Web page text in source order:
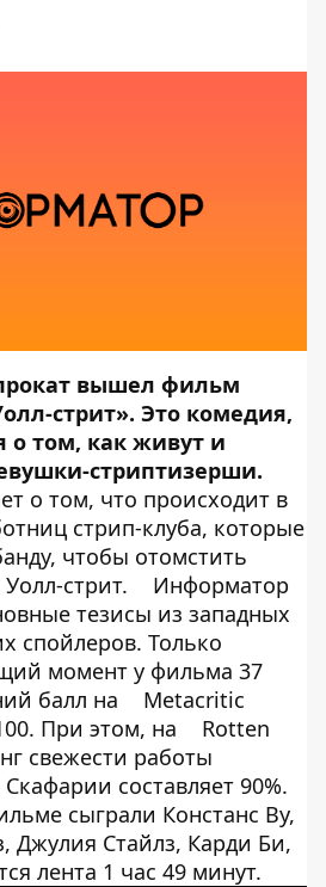
вышел фильм
стрит». Это комедия,
о том, как живут и
стриптизерши.
о том, что происходит в
стрип-клуба, которые
чтобы отомстить
стрит.
Информатор
тезисы из западных
спойлеров. Только
момент у фильма 37
балл на
Metacritic
При этом, на
Rotten
свежести работы
составляет 90%.
сыграли Констанс Ву,
Джулия Стайлз, Карди Би,
лента 1 час 49 минут.